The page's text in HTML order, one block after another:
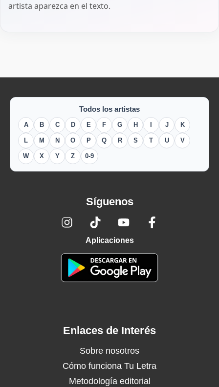
artista aparezca en el texto.
Todos los artistas
A B C D E F G H J K
L M N O P Q R S T U V
W X Y Z 0-9
Síguenos
Aplicaciones
Enlaces de Interés
Sobre nosotros
Cómo funciona Tu Letra
Metodología editorial